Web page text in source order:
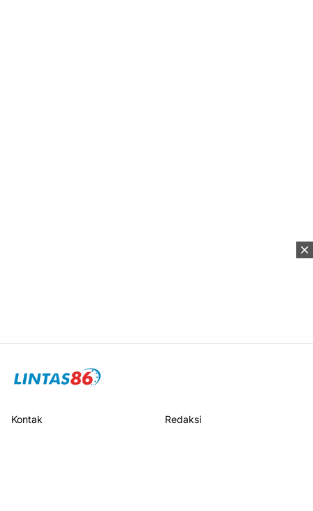
Kontak Redaksi